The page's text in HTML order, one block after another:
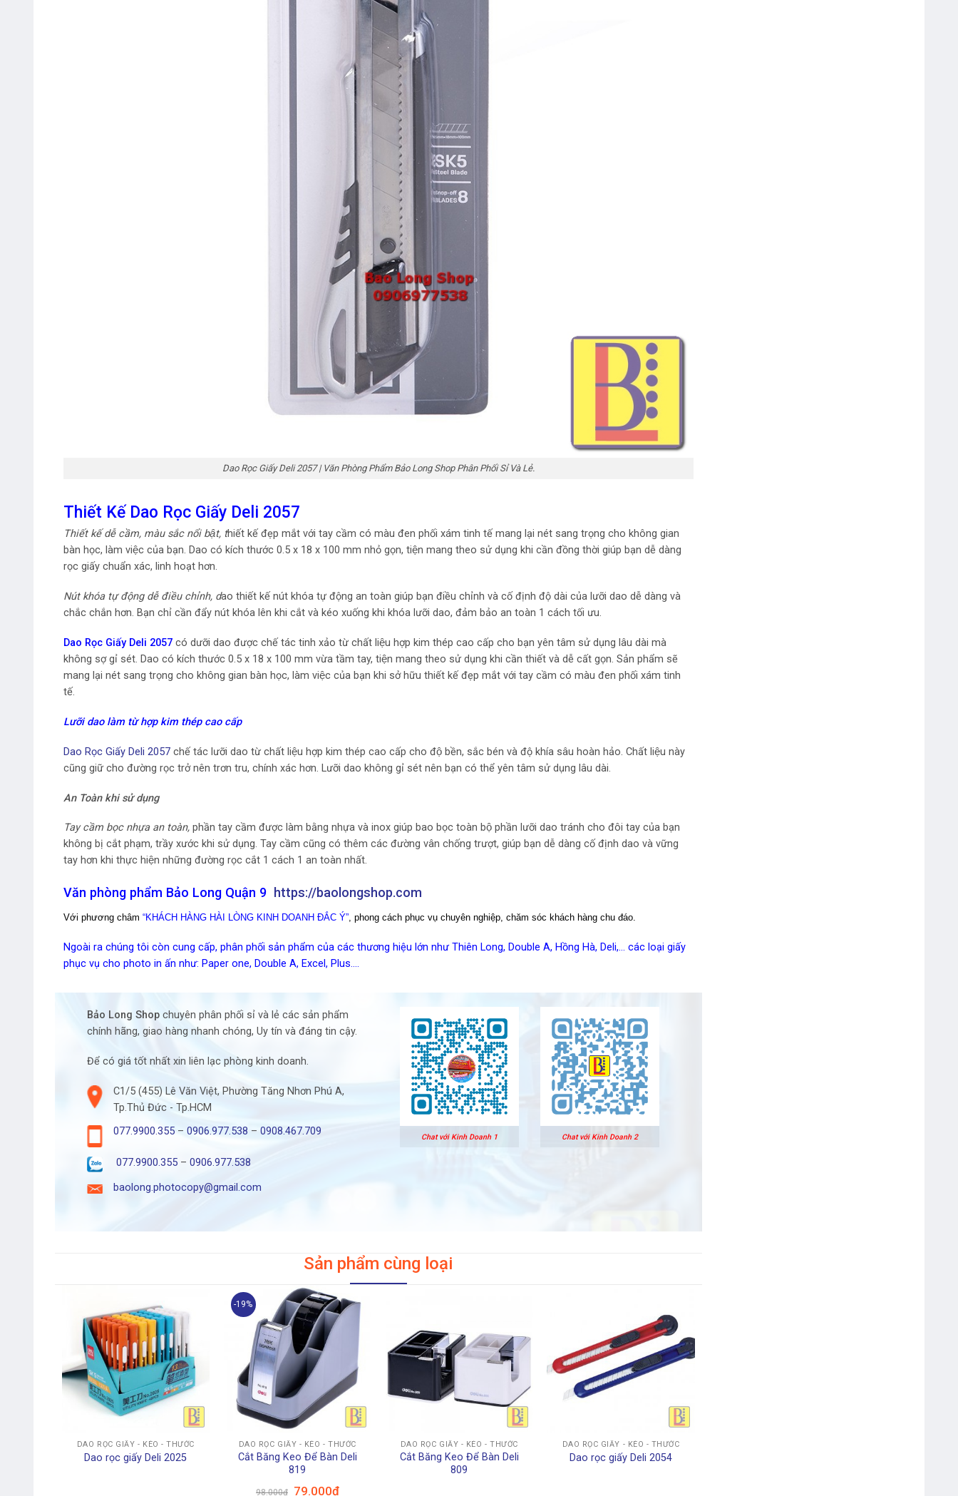
Dao Rọc Giấy Deli 2057 | Văn Phòng Phẩm Bảo Long Shop Phân Phối Sỉ Và Lẻ.
Thiết Kế Dao Rọc Giấy Deli 2057
Thiết kế dễ cầm, màu sắc nổi bật, thiết kế đẹp mắt với tay cầm có màu đen phối xám tinh tế mang lại nét sang trọng cho không gian
bàn học, làm việc của bạn. Dao có kích thước 0.5 x 18 x 100 mm nhỏ gọn, tiện mang theo sử dụng khi cần đồng thời giúp bạn dễ dàng
rọc giấy chuẩn xác, linh hoạt hơn.
Nút khóa tự động dễ điều chỉnh, dao thiết kế nút khóa tự động an toàn giúp bạn điều chỉnh và cố định độ dài của lưỡi dao dễ dàng và
chắc chắn hơn. Bạn chỉ cần đẩy nút khóa lên khi cắt và kéo xuống khi khóa lưỡi dao, đảm bảo an toàn 1 cách tối ưu.
Dao Rọc Giấy Deli 2057 có dưỡi dao được chế tác tinh xảo từ chất liệu hợp kim thép cao cấp cho bạn yên tâm sử dụng lâu dài mà
không sợ gỉ sét. Dao có kích thước 0.5 x 18 x 100 mm vừa tầm tay, tiện mang theo sử dụng khi cần thiết và dễ cất gọn. Sản phẩm sẽ
mang lại nét sang trọng cho không gian bàn học, làm việc của bạn khi sở hữu thiết kế đẹp mắt với tay cầm có màu đen phối xám tinh
tế.
Lưỡi dao làm từ hợp kim thép cao cấp
Dao Rọc Giấy Deli 2057 chế tác lưỡi dao từ chất liệu hợp kim thép cao cấp cho độ bền, sắc bén và độ khía sâu hoàn hảo. Chất liệu này
cũng giữ cho đường rọc trở nên trơn tru, chính xác hơn. Lưỡi dao không gỉ sét nên bạn có thể yên tâm sử dụng lâu dài.
An Toàn khi sử dụng
Tay cầm bọc nhựa an toàn, phần tay cầm được làm bằng nhựa và inox giúp bao bọc toàn bộ phần lưỡi dao tránh cho đôi tay của bạn
không bị cắt phạm, trầy xước khi sử dụng. Tay cầm cũng có thêm các đường vân chống trượt, giúp bạn dễ dàng cố định dao và vững
tay hơn khi thực hiện những đường rọc cắt 1 cách 1 an toàn nhất.
Văn phòng phẩm Bảo Long Quận 9 https://baolongshop.com
Với phương châm “KHÁCH HÀNG HÀI LÒNG KINH DOANH ĐẮC Ý”, phong cách phục vụ chuyên nghiệp, chăm sóc khách hàng chu đáo.
Ngoài ra chúng tôi còn cung cấp, phân phối sản phẩm của các thương hiệu lớn như Thiên Long, Double A, Hồng Hà, Deli,… các loại giấy
phục vụ cho photo in ấn như: Paper one, Double A, Excel, Plus….
Bảo Long Shop chuyên phân phối sỉ và lẻ các sản phẩm
chính hãng, giao hàng nhanh chóng, Uy tín và đáng tin cậy.
Để có giá tốt nhất xin liên lạc phòng kinh doanh.
C1/5 (455) Lê Văn Việt, Phường Tăng Nhơn Phú A,
Tp.Thủ Đức - Tp.HCM
077.9900.355– 0906.977.538 – 0908.467.709
077.9900.355– 0906.977.538
baolong.photocopy@gmail.com
Chat với Kinh Doanh 1 Chat với Kinh Doanh 2
Sản phẩm cùng loại
DAO RỌC GIẤY - KÉO - THƯỚC
Dao rọc giấy Deli 2025
-19%
DAO RỌC GIẤY - KÉO - THƯỚC
Cắt Băng Keo Để Bàn Deli
819
98.000₫
Giá
79.000₫Giá
DAO RỌC GIẤY - KÉO - THƯỚC
Cắt Băng Keo Để Bàn Deli
809
DAO RỌC GIẤY - KÉO - THƯỚC
Dao rọc giấy Deli 2054